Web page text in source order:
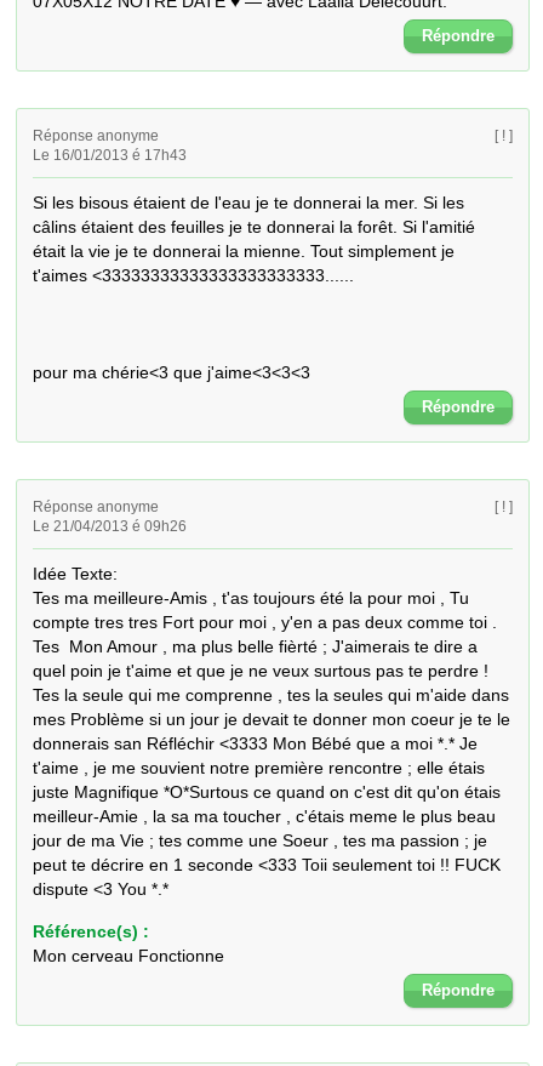
Répondre
Réponse anonyme
Le 16/01/2013 é 17h43
[ ! ]
Si les bisous étaient de l'eau je te donnerai la mer. Si les
câlins étaient des feuilles je te donnerai la forêt. Si l'amitié
était la vie je te donnerai la mienne. Tout simplement je
t'aimes <33333333333333333333333......
pour ma chérie<3 que j'aime<3<3<3
Répondre
Réponse anonyme
Le 21/04/2013 é 09h26
[ ! ]
Idée Texte:
Tes ma meilleure-Amis , t'as toujours été la pour moi , Tu
compte tres tres Fort pour moi , y'en a pas deux comme toi .
Tes  Mon Amour , ma plus belle fièrté ; J'aimerais te dire a
quel poin je t'aime et que je ne veux surtous pas te perdre !
Tes la seule qui me comprenne , tes la seules qui m'aide dans
mes Problème si un jour je devait te donner mon coeur je te le
donnerais san Réfléchir <3333 Mon Bébé que a moi *.* Je
t'aime , je me souvient notre première rencontre ; elle étais
juste Magnifique *O*Surtous ce quand on c'est dit qu'on étais
meilleur-Amie , la sa ma toucher , c'étais meme le plus beau
jour de ma Vie ; tes comme une Soeur , tes ma passion ; je
peut te décrire en 1 seconde <333 Toii seulement toi !! FUCK
dispute <3 You *.*
Référence(s) :
Mon cerveau Fonctionne
Répondre